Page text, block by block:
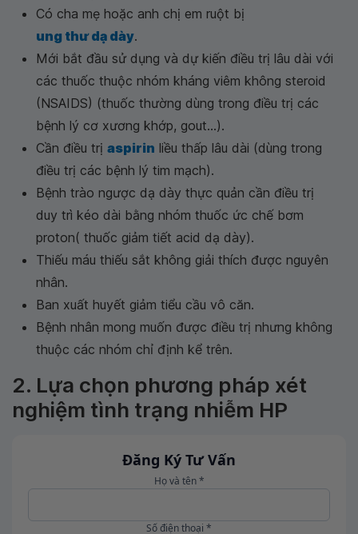
Có cha mẹ hoặc anh chị em ruột bị
ung thư dạ dày.
Mới bắt đầu sử dụng và dự kiến điều trị lâu dài với
các thuốc thuộc nhóm kháng viêm không steroid
(NSAIDS) (thuốc thường dùng trong điều trị các
bệnh lý cơ xương khớp, gout...).
Cần điều trị aspirin liều thấp lâu dài (dùng trong
điều trị các bệnh lý tim mạch).
Bệnh trào ngược dạ dày thực quản cần điều trị
duy trì kéo dài bằng nhóm thuốc ức chế bơm
proton( thuốc giảm tiết acid dạ dày).
Thiếu máu thiếu sắt không giải thích được nguyên
nhân.
Ban xuất huyết giảm tiểu cầu vô căn.
Bệnh nhân mong muốn được điều trị nhưng không
thuộc các nhóm chỉ định kể trên.
2. Lựa chọn phương pháp xét
nghiệm tình trạng nhiễm HP
Đăng Ký Tư Vấn
Họ và tên *
Số điện thoại *